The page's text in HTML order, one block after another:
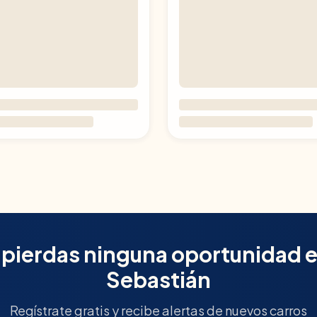
ninguna oportunidad
Sebastián
Regístrate gratis y recibe alertas de nuevos carros